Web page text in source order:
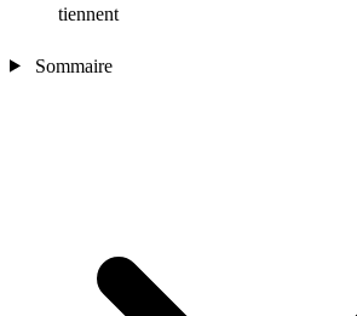
tiennent
Sommaire